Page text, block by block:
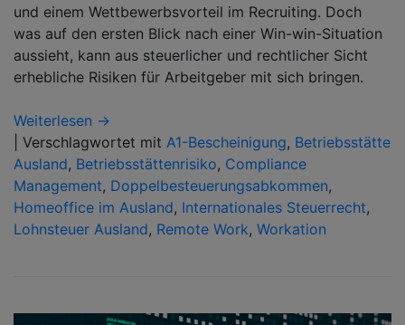
und einem Wettbewerbsvorteil im Recruiting. Doch
was auf den ersten Blick nach einer Win-win-Situation
aussieht, kann aus steuerlicher und rechtlicher Sicht
erhebliche Risiken für Arbeitgeber mit sich bringen.
Weiterlesen →
Verschlagwortet mit A1-Bescheinigung, Betriebsstätte
Ausland, Betriebsstättenrisiko, Compliance
Management, Doppelbesteuerungsabkommen,
Homeoffice im Ausland, Internationales Steuerrecht,
Lohnsteuer Ausland, Remote Work, Workation